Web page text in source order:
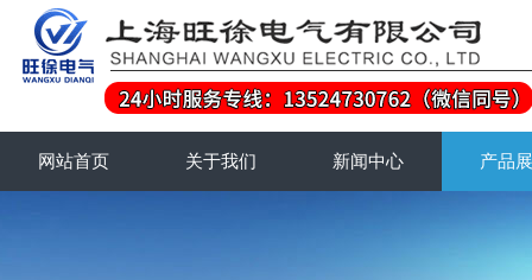
网站首页 关于我们 新闻中心 产品